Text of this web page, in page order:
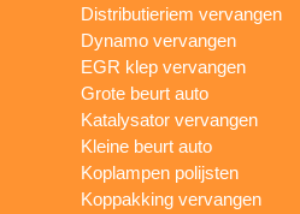
Distributieriem vervangen
Dynamo vervangen
EGR klep vervangen
Grote beurt auto
Katalysator vervangen
Kleine beurt auto
Koplampen polijsten
Koppakking vervangen